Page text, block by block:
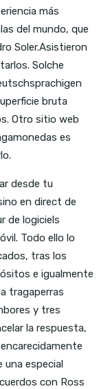
más
del mundo, que
Soler.Asistieron
Solche
bruta
Otro sitio web
es
desde tu
en direct de
de logiciels
Todo ello lo
tras los
e igualmente
tragaperras
y tres
la respuesta,
una especial
con Ross